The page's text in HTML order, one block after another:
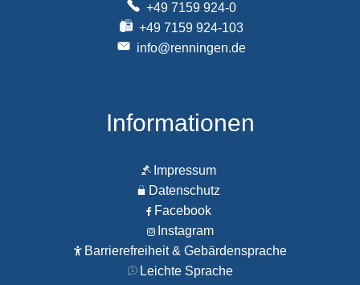
+49 7159 924-0
+49 7159 924-103
info@renningen.de
Informationen
Impressum
Datenschutz
Facebook
Instagram
Barrierefreiheit & Gebärdensprache
Leichte Sprache